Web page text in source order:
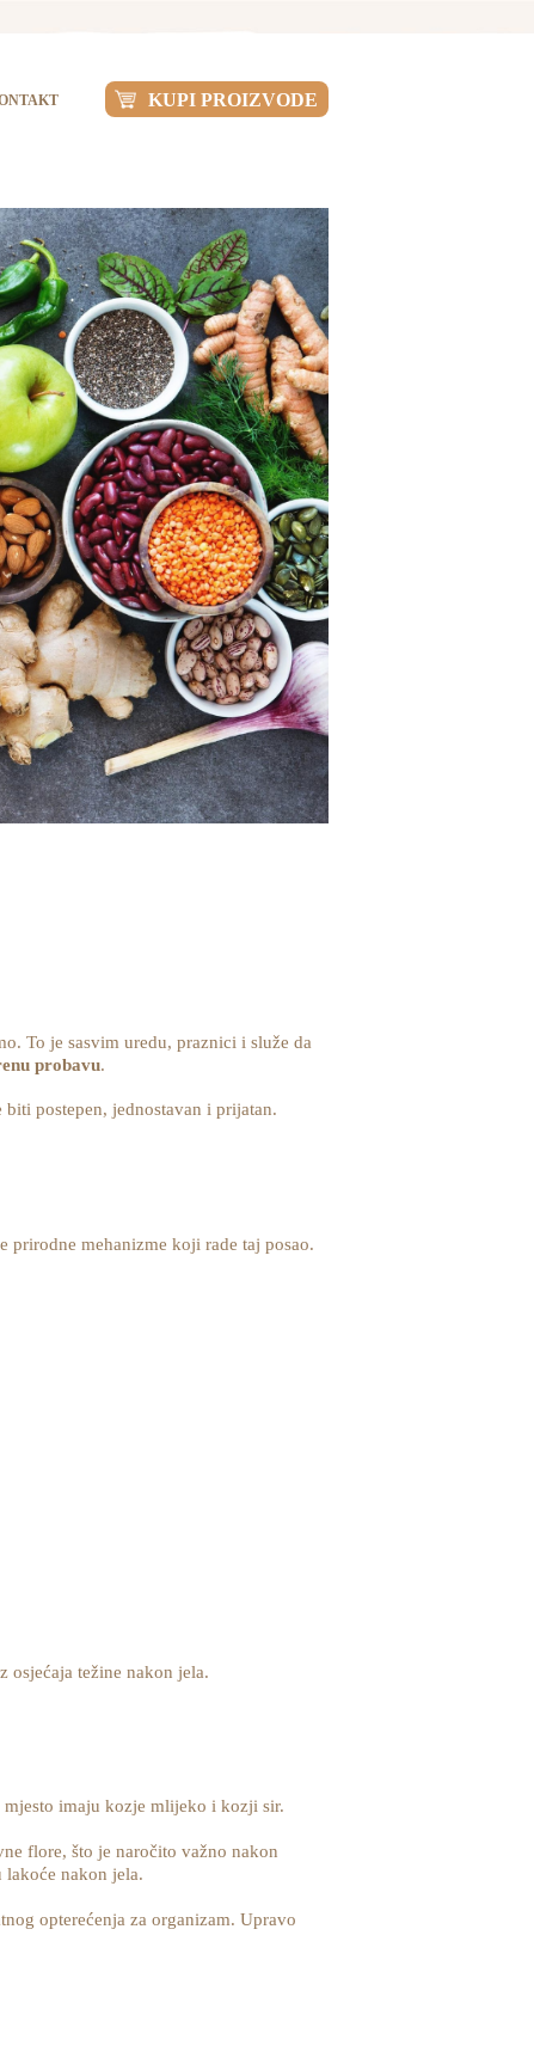
KUPI PROIZVODE
To je sasvim uredu, praznici i služe da
probavu.
postepen, jednostavan i prijatan.
prirodne mehanizme koji rade taj posao.
osjećaja težine nakon jela.
imaju kozje mlijeko i kozji sir.
flore, što je naročito važno nakon
lakoće nakon jela.
opterećenja za organizam. Upravo